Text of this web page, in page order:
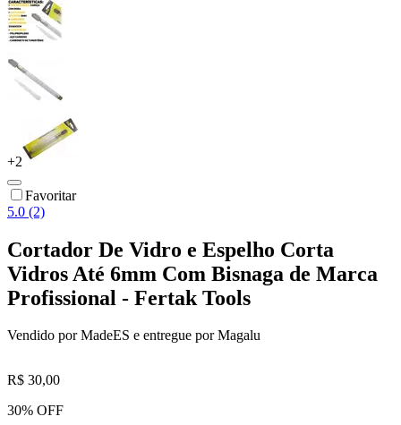
+2
Favoritar
5.0 (2)
Cortador De Vidro e Espelho Corta
Vidros Até 6mm Com Bisnaga de Marca
Profissional - Fertak Tools
Vendido porMadeES e entregue por Magalu
R$ 30,00
30% OFF